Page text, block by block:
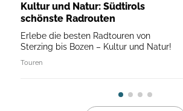
Kultur und Natur: Südtirols
schönste Radrouten
Erlebe die besten Radtouren von
Sterzing bis Bozen – Kultur und Natur!
Touren